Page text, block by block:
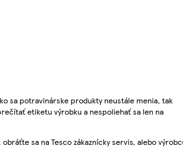
sa potravinárske produkty neustále menia, tak
etiketu výrobku a nespoliehať sa len na
sa na Tesco zákaznícky servis, alebo